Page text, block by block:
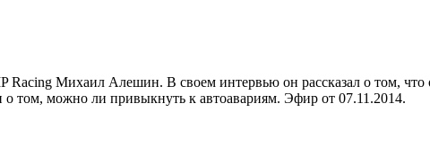
Racing Михаил Алешин. В своем интервью он рассказал о том,
о том, можно ли привыкнуть к автоавариям. Эфир от 07.11.2014.